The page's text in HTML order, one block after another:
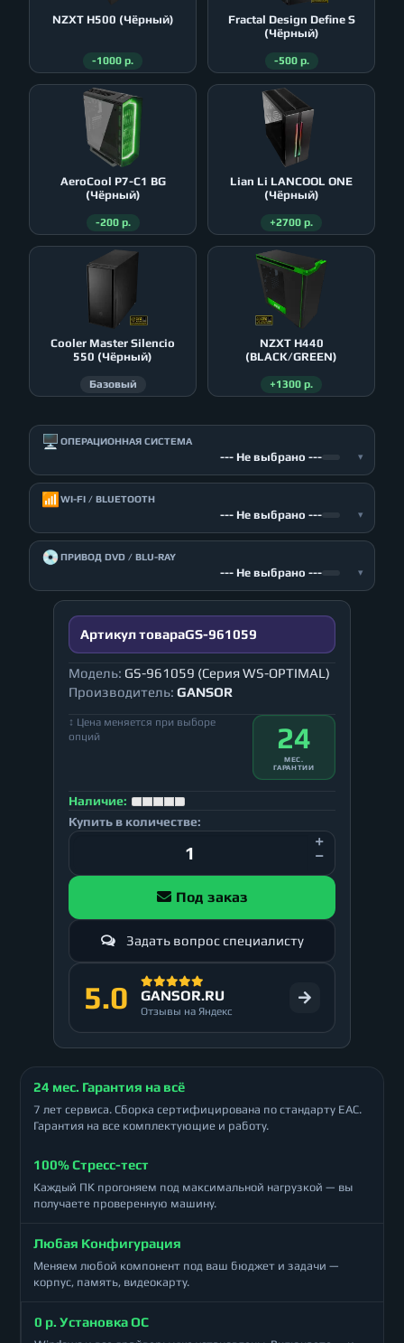
NZXT H500 (Чёрный)
-1000 р.
Fractal Design Define S
(Чёрный)
-500 р.
AeroСool P7-C1 BG
(Чёрный)
-200 р.
Lian Li LANCOOL ONE
(Чёрный)
+2700 р.
Cooler Master Silencio
550 (Чёрный)
Базовый
NZXT H440
(BLACK/GREEN)
+1300 р.
🖥️ ОПЕРАЦИОННАЯ СИСТЕМА
--- Не выбрано --- ▾
📶 WI-FI / BLUETOOTH
--- Не выбрано --- ▾
💿ПРИВОД DVD / BLU-RAY
--- Не выбрано --- ▾
Артикул товараGS-961059
Модель: GS-961059 (Серия WS-OPTIMAL)
Производитель: GANSOR
↕ Цена меняется при выборе
опций
24
МЕС.
ГАРАНТИИ
Наличие:
Купить в количестве:
Под заказ
Задать вопрос специалисту
5.0 GANSOR.RU
Отзывы на Яндекс
24 мес. Гарантия на всё
7 лет сервиса. Сборка сертифицирована по стандарту ЕАС.
Гарантия на все комплектующие и работу.
100% Стресс-тест
Каждый ПК прогоняем под максимальной нагрузкой — вы
получаете проверенную машину.
Любая Конфигурация
Меняем любой компонент под ваш бюджет и задачи —
корпус, память, видеокарту.
0 р. Установка ОС